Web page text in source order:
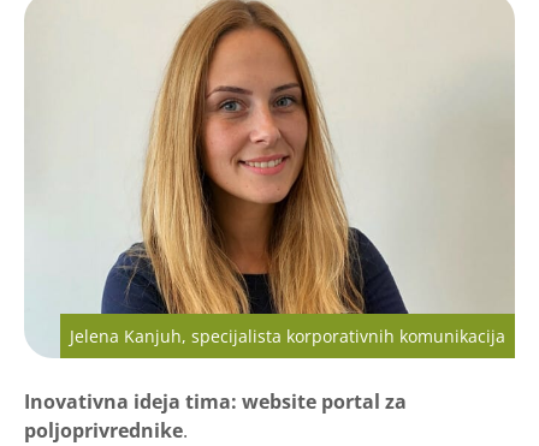
Jelena Kanjuh, specijalista korporativnih komunikacija
Inovativna ideja tima: website portal za
poljoprivrednike.